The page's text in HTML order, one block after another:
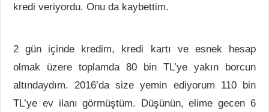
kredi veriyordu. Onu da kaybettim.
2 gün içinde kredim, kredi kartı ve esnek hesap
olmak üzere toplamda 80 bin TL’ye yakın borcun
altındaydım. 2016’da size yemin ediyorum 110 bin
TL’ye ev ilanı görmüştüm. Düşünün, elime gecen 6